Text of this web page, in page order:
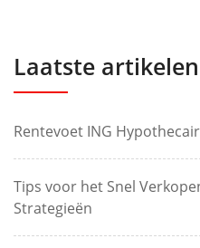
Laatste artikelen
Rentevoet ING
Tips voor het Snel
Strategieën